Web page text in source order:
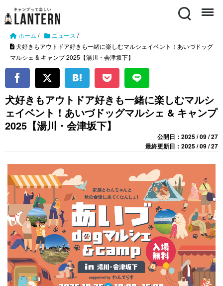
Search Menu
ホーム / ニュース /
犬好きもアウトドア好きも一緒に楽しむマルシェイベント！あいづドッグ
マルシェ & キャンプ 2025【湯川・会津坂下】
犬好きもアウトドア好きも一緒に楽しむマルシ
ェイベント！あいづドッグマルシェ & キャンプ
2025【湯川・会津坂下】
公開日：2025 / 09 / 27
最終更新日：2025 / 09 / 27